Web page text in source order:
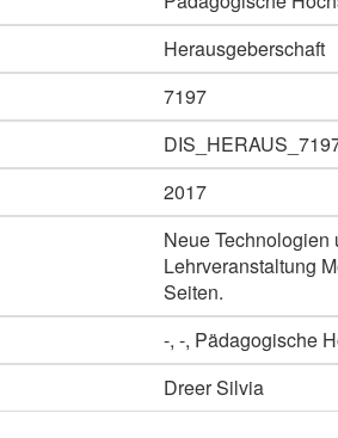
Herausgeberschaft
7197
2017
Neue
Lehrveranstaltung
Seiten.
-, -, Pädagogische
Dreer Silvia